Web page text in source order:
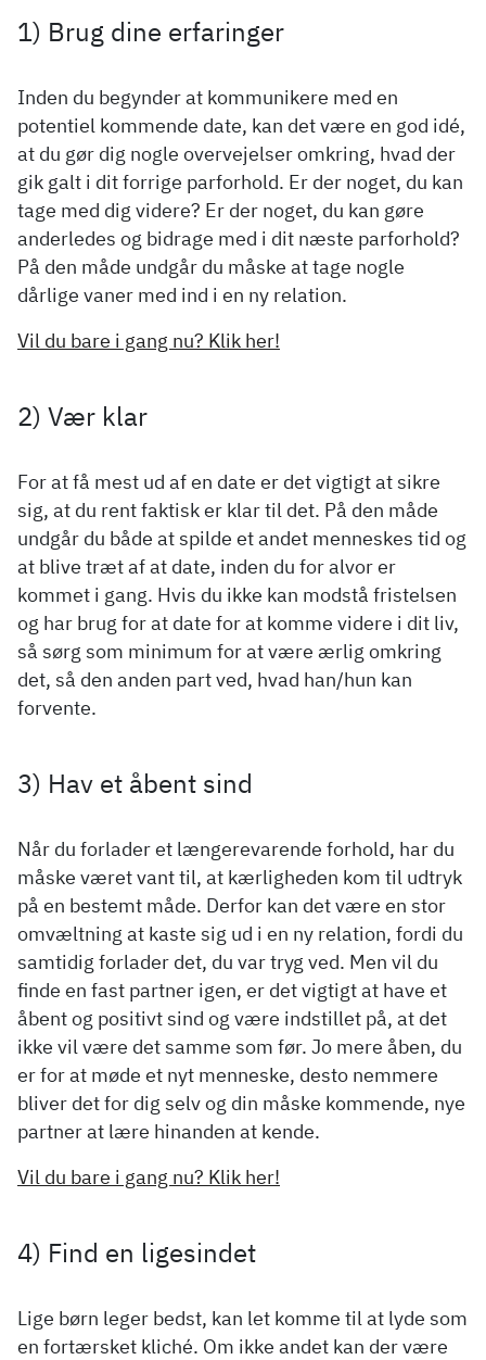
1) Brug dine erfaringer
Inden du begynder at kommunikere med en
potentiel kommende date, kan det være en god idé,
at du gør dig nogle overvejelser omkring, hvad der
gik galt i dit forrige parforhold. Er der noget, du kan
tage med dig videre? Er der noget, du kan gøre
anderledes og bidrage med i dit næste parforhold?
På den måde undgår du måske at tage nogle
dårlige vaner med ind i en ny relation.
Vil du bare i gang nu? Klik her!
2) Vær klar
For at få mest ud af en date er det vigtigt at sikre
sig, at du rent faktisk er klar til det. På den måde
undgår du både at spilde et andet menneskes tid og
at blive træt af at date, inden du for alvor er
kommet i gang. Hvis du ikke kan modstå fristelsen
og har brug for at date for at komme videre i dit liv,
så sørg som minimum for at være ærlig omkring
det, så den anden part ved, hvad han/hun kan
forvente.
3) Hav et åbent sind
Når du forlader et længerevarende forhold, har du
måske været vant til, at kærligheden kom til udtryk
på en bestemt måde. Derfor kan det være en stor
omvæltning at kaste sig ud i en ny relation, fordi du
samtidig forlader det, du var tryg ved. Men vil du
finde en fast partner igen, er det vigtigt at have et
åbent og positivt sind og være indstillet på, at det
ikke vil være det samme som før. Jo mere åben, du
er for at møde et nyt menneske, desto nemmere
bliver det for dig selv og din måske kommende, nye
partner at lære hinanden at kende.
Vil du bare i gang nu? Klik her!
4) Find en ligesindet
Lige børn leger bedst, kan let komme til at lyde som
en fortærsket kliché. Om ikke andet kan der være